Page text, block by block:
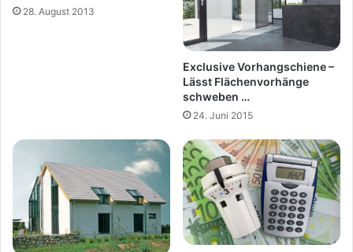
28. August 2013
Exclusive Vorhangschiene –
Lässt Flächenvorhänge
schweben …
24. Juni 2015